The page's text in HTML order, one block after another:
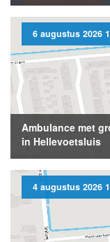
6 augustus 2026
Ambulance met
in Hellevoetsluis
4 augustus 2026